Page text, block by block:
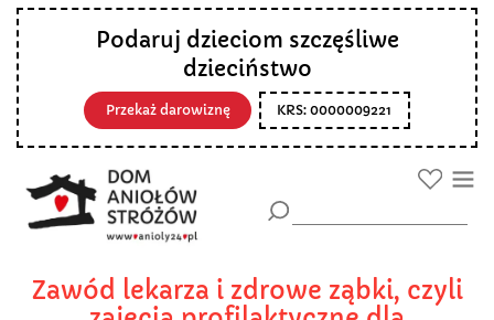
Podaruj dzieciom szczęśliwe
dzieciństwo
Przekaż darowiznę KRS: 0000009221
Zawód lekarza i zdrowe ząbki, czyli